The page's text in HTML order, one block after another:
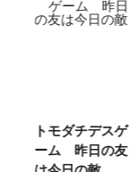
トモダチデスゲ
ーム 昨日の友